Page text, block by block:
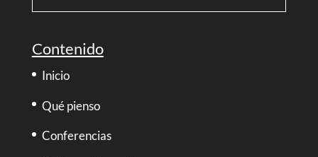
Contenido
Inicio
Qué pienso
Conferencias